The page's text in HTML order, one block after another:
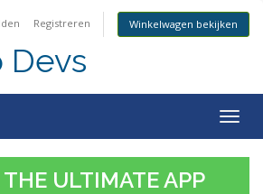
Registreren Winkelwagen bekijken
Devs
THE ULTIMATE APP